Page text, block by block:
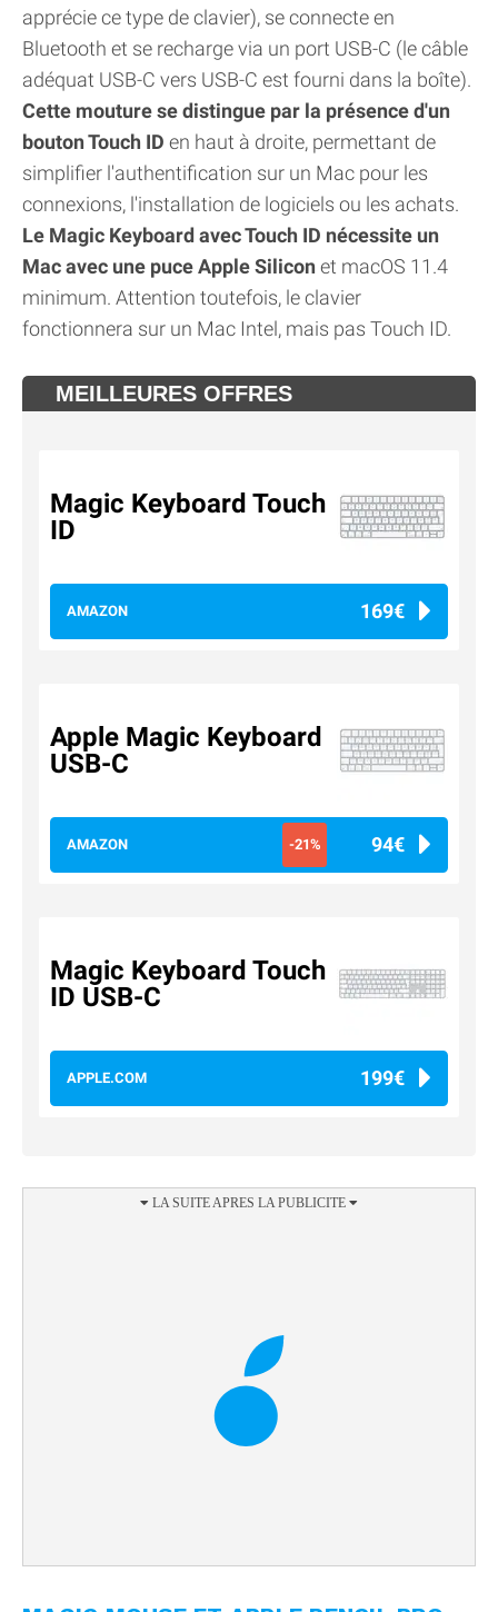
apprécie ce type de clavier), se connecte en
Bluetooth et se recharge via un port USB-C (le câble
adéquat USB-C vers USB-C est fourni dans la boîte).
Cette mouture se distingue par la présence d'un
bouton Touch ID en haut à droite, permettant de
simplifier l'authentification sur un Mac pour les
connexions, l'installation de logiciels ou les achats.
Le Magic Keyboard avec Touch ID nécessite un
Mac avec une puce Apple Silicon et macOS 11.4
minimum. Attention toutefois, le clavier
fonctionnera sur un Mac Intel, mais pas Touch ID.
MEILLEURES OFFRES
Magic Keyboard Touch
ID
AMAZON 169€
Apple Magic Keyboard
USB-C
AMAZON -21% 94€
Magic Keyboard Touch
ID USB-C
APPLE.COM 199€